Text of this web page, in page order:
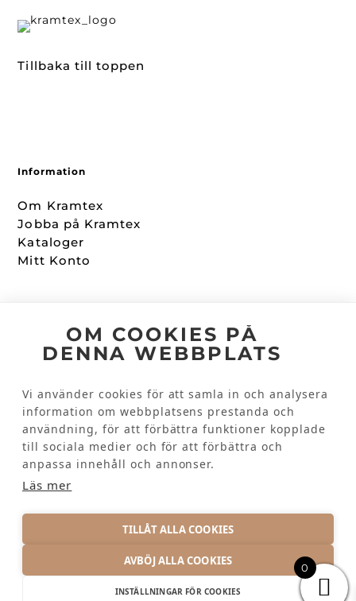
OM COOKIES PÅ
DENNA WEBBPLATS
Vi använder cookies för att samla in och analysera
information om webbplatsens prestanda och
användning, för att förbättra funktioner kopplade
till sociala medier och för att förbättra och
anpassa innehåll och annonser.
Läs mer
TILLÅT ALLA COOKIES
AVBÖJ ALLA COOKIES
INSTÄLLNINGAR FÖR COOKIES
Tillbaka till toppen
Information
Om Kramtex
Jobba på Kramtex
Kataloger
Mitt Konto
Facebook
Kundinformation
Kontakta oss
Vanliga frågor
INTEGRITETSPOLICY
© 2026 KRAMTEX AB
0